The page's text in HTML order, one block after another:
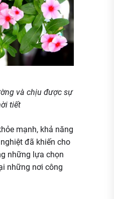
và chịu được sự
tiết
mạnh, khả năng
đã khiến cho
những lựa chọn
những nơi công